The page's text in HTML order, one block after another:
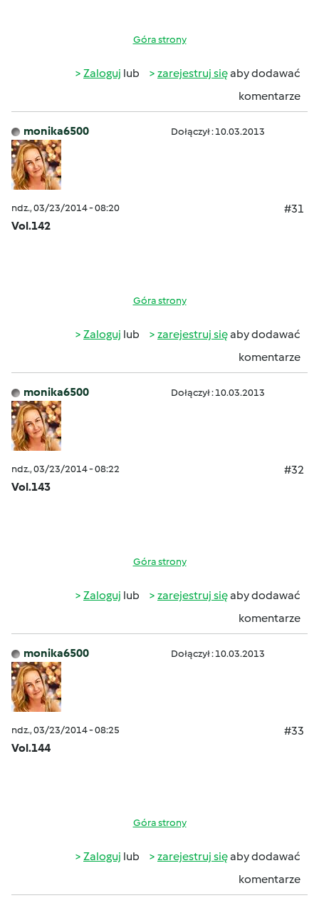
Góra strony
Zaloguj lub zarejestruj sięaby dodawać
komentarze
monika6500 Dołączył : 10.03.2013
ndz., 03/23/2014 - 08:20
#31
Vol.142
Góra strony
Zaloguj lub zarejestruj sięaby dodawać
komentarze
monika6500 Dołączył : 10.03.2013
ndz., 03/23/2014 - 08:22
#32
Vol.143
Góra strony
Zaloguj lub zarejestruj sięaby dodawać
komentarze
monika6500 Dołączył : 10.03.2013
ndz., 03/23/2014 - 08:25
#33
Vol.144
Góra strony
Zaloguj lub zarejestruj sięaby dodawać
komentarze